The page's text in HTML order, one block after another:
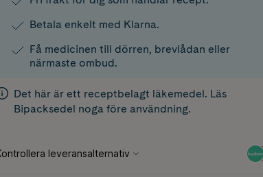
Betala enkelt med Klarna.
Få medicinen till dörren, brevlådan eller
närmaste ombud.
Det här är ett receptbelagt läkemedel. Läs
Bipacksedel noga före användning.